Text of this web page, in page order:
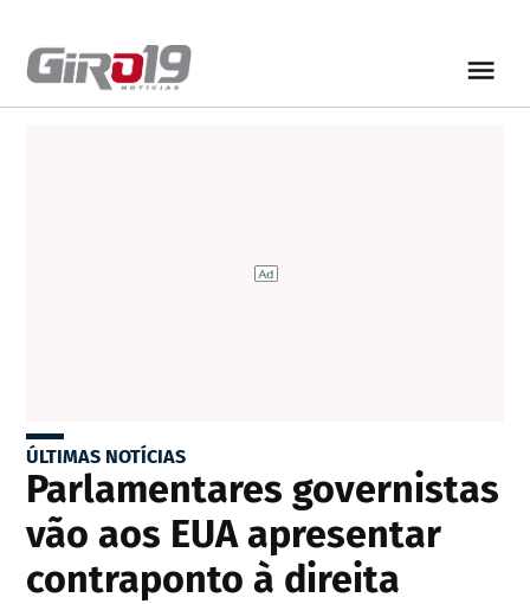
ÚLTIMAS NOTÍCIAS
Parlamentares governistas
vão aos EUA apresentar
contraponto à direita